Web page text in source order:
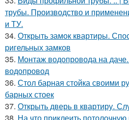
трубы. Производство и
и ТУ.
34. Открыть замок квартиры.
ригельных замков
35. Монтаж водопровода на
водопровод
36. Стол барная стойка своими
барных стоек
37. Открыть дверь в квартиру.